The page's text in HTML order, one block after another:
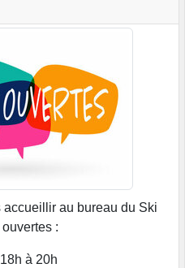
au bureau du Ski
:
à 20h